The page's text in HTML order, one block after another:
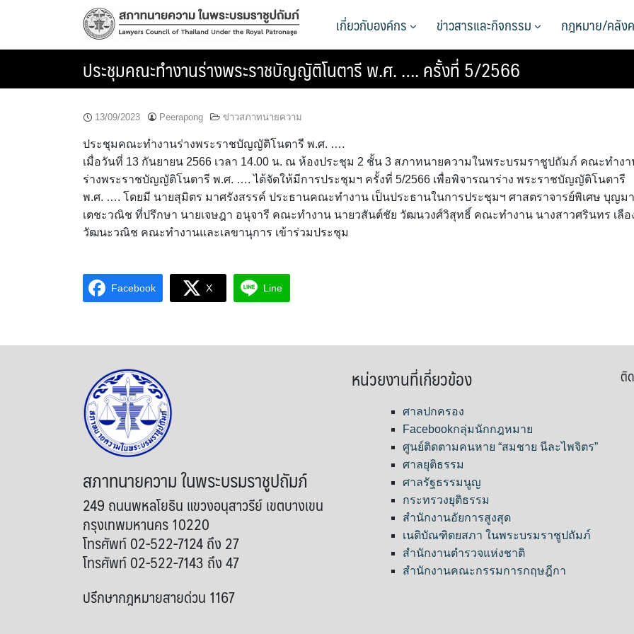
เกี่ยวกับองค์กร ข่าวสารและกิจกรรม กฎหมาย/คลัง
ประชุมคณะทำงานร่างพระราชบัญญัติโนตารี พ.ศ. …. ครั้งที่ 5/2566
13/09/2023 Peerapong ข่าวสภาทนายความ
ประชุมคณะทำงานร่างพระราชบัญญัติโนตารี พ.ศ. ….
เมื่อวันที่ 13 กันยายน 2566 เวลา 14.00 น. ณ ห้องประชุม 2 ชั้น 3 สภาทนายความในพระบรมราชูปถัมภ์ คณะทำง
ร่างพระราชบัญญัติโนตารี พ.ศ. …. ได้จัดให้มีการประชุมฯ ครั้งที่ 5/2566 เพื่อพิจารณาร่าง พระราชบัญญัติโนตารี
พ.ศ. …. โดยมี นายสุมิตร มาศรังสรรค์ ประธานคณะทำงาน เป็นประธานในการประชุมฯ ศาสตราจารย์พิเศษ บุญมา
เตชะวณิช ที่ปรึกษา นายเจษฎา อนุจารี คณะทำงาน นายวสันต์ชัย วัฒนวงศ์วิสุทธิ์ คณะทำงาน นางสาวศรินทร เลือ
วัฒนะวณิช คณะทำงานและเลขานุการ เข้าร่วมประชุม
Facebook X Line
สภาทนายความ ในพระบรมราชูปถัมภ์
249 ถนนพหลโยธิน แขวงอนุสาวรีย์ เขตบางเขน
กรุงเทพมหานคร 10220
โทรศัพท์ 02-522-7124 ถึง 27
โทรศัพท์ 02-522-7143 ถึง 47
ปรึกษากฎหมายสายด่วน 1167
หน่วยงานที่เกี่ยวข้อง
ศาลปกครอง
Facebookกลุ่มนักกฎหมาย
ศูนย์ติดตามคนหาย “สมชาย นีละไพจิตร”
ศาลยุติธรรม
ศาลรัฐธรรมนูญ
กระทรวงยุติธรรม
สำนักงานอัยการสูงสุด
เนติบัณฑิตยสภา ในพระบรมราชูปถัมภ์
สำนักงานตำรวจแห่งชาติ
สำนักงานคณะกรรมการกฤษฎีกา
ติ